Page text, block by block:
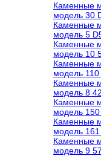
Каменные
модель 30
Каменные
модель 5
Каменные
модель 10
Каменные
модель
Каменные
модель 8
Каменные
модель
Каменные
модель
Каменные
модель 9